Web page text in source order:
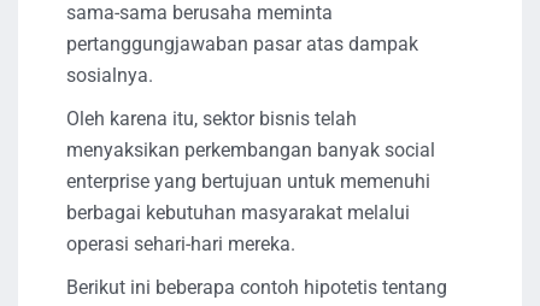
sama-sama berusaha meminta
pertanggungjawaban pasar atas dampak
sosialnya.
Oleh karena itu, sektor bisnis telah
menyaksikan perkembangan banyak social
enterprise yang bertujuan untuk memenuhi
berbagai kebutuhan masyarakat melalui
operasi sehari-hari mereka.
Berikut ini beberapa contoh hipotetis tentang